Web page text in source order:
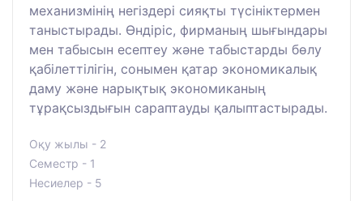
механизмінің негіздері сияқты түсініктермен
таныстырады. Өндіріс, фирманың шығындары
мен табысын есептеу және табыстарды бөлу
қабілеттілігін, сонымен қатар экономикалық
даму және нарықтық экономиканың
тұрақсыздығын сараптауды қалыптастырады.
Оқу жылы - 2
Семестр - 1
Несиелер - 5